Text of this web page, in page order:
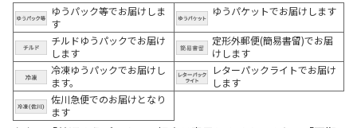
ゆうパック等でお届けしま
す
ゆうパケットでお届けします
チルドゆうパックでお届け
します
定形外郵便(簡易書留)でお届
けします
冷凍ゆうパックでお届けし
ます。
レターパックライトでお届け
します
佐川急便でのお届けとなり
ます